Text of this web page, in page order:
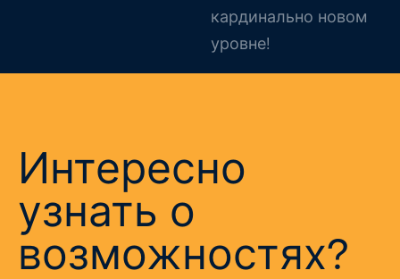
кардинально новом
уровне!
Интересно
узнать о
возможностях?